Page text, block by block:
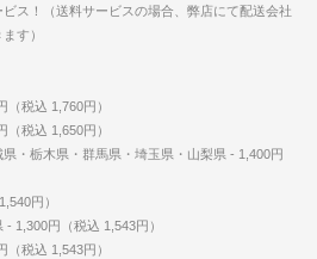
ス！（送料サービスの場合、弊店にて配送会社
す）
税込 1,760円）
税込 1,650円）
・栃木県・群馬県・埼玉県・山梨県 - 1,400円
円）
1,300円（税込 1,543円）
税込 1,543円）